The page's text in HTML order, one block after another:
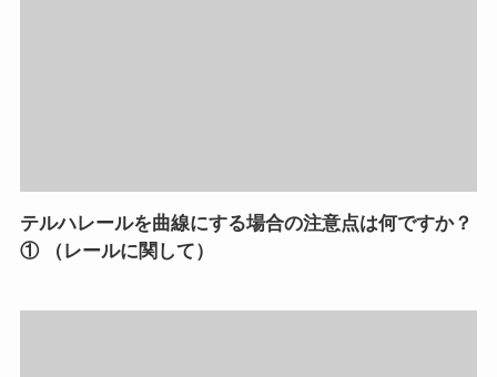
テルハレールを曲線にする場合の注意点は何ですか？
① （レールに関して）